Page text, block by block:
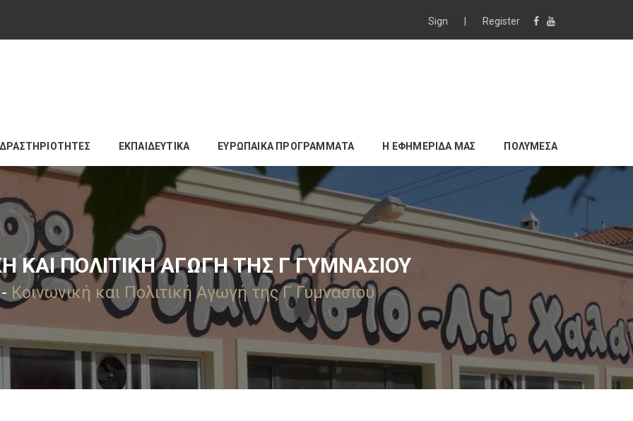
Sign Register
ΕΚΠΑΙΔΕΥΤΙΚΑ ΕΥΡΩΠΑΙΚΑ ΠΡΟΓΡΑΜΜΑΤΑ Η ΕΦΗΜΕΡΙΔΑ ΜΑΣ ΠΟΛΥΜΕΣΑ
ΚΑΙ ΠΟΛΙΤΙΚΉ ΑΓΩΓΉ ΤΗΣ Γ ΓΥΜΝΑΣΙΟΥ
Κοινωνική και Πολιτική Αγωγή της Γ Γυμνασιου